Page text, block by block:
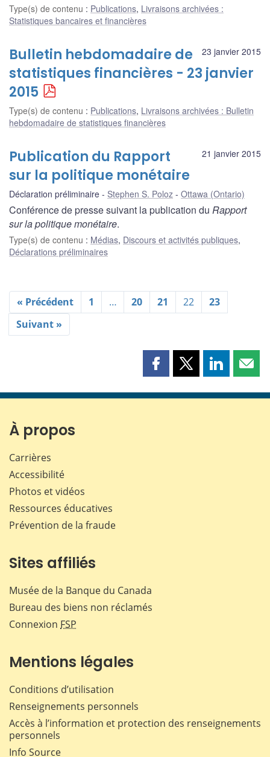
Type(s) de contenu : Publications, Livraisons archivées :
Statistiques bancaires et financières
23 janvier 2015
Bulletin hebdomadaire de
statistiques financières - 23 janvier
2015
Type(s) de contenu : Publications, Livraisons archivées : Bulletin
hebdomadaire de statistiques financières
21 janvier 2015
Publication du Rapport
sur la politique monétaire
Déclaration préliminaire Stephen S. Poloz Ottawa (Ontario)
Conférence de presse suivant la publication du Rapport
sur la politique monétaire.
Type(s) de contenu : Médias, Discours et activités publiques,
Déclarations préliminaires
« Précédent 1 … 20 21 22
23
Suivant »
Partager
page
Partager
page
Partager
page page
À propos
Carrières
Accessibilité
Photos et vidéos
Ressources éducatives
Prévention de la fraude
Sites affiliés
Musée de la Banque du Canada
Bureau des biens non réclamés
Connexion FSP
Mentions légales
Conditions d’utilisation
Renseignements personnels
Accès à l’information et protection des renseignements
personnels
Info Source